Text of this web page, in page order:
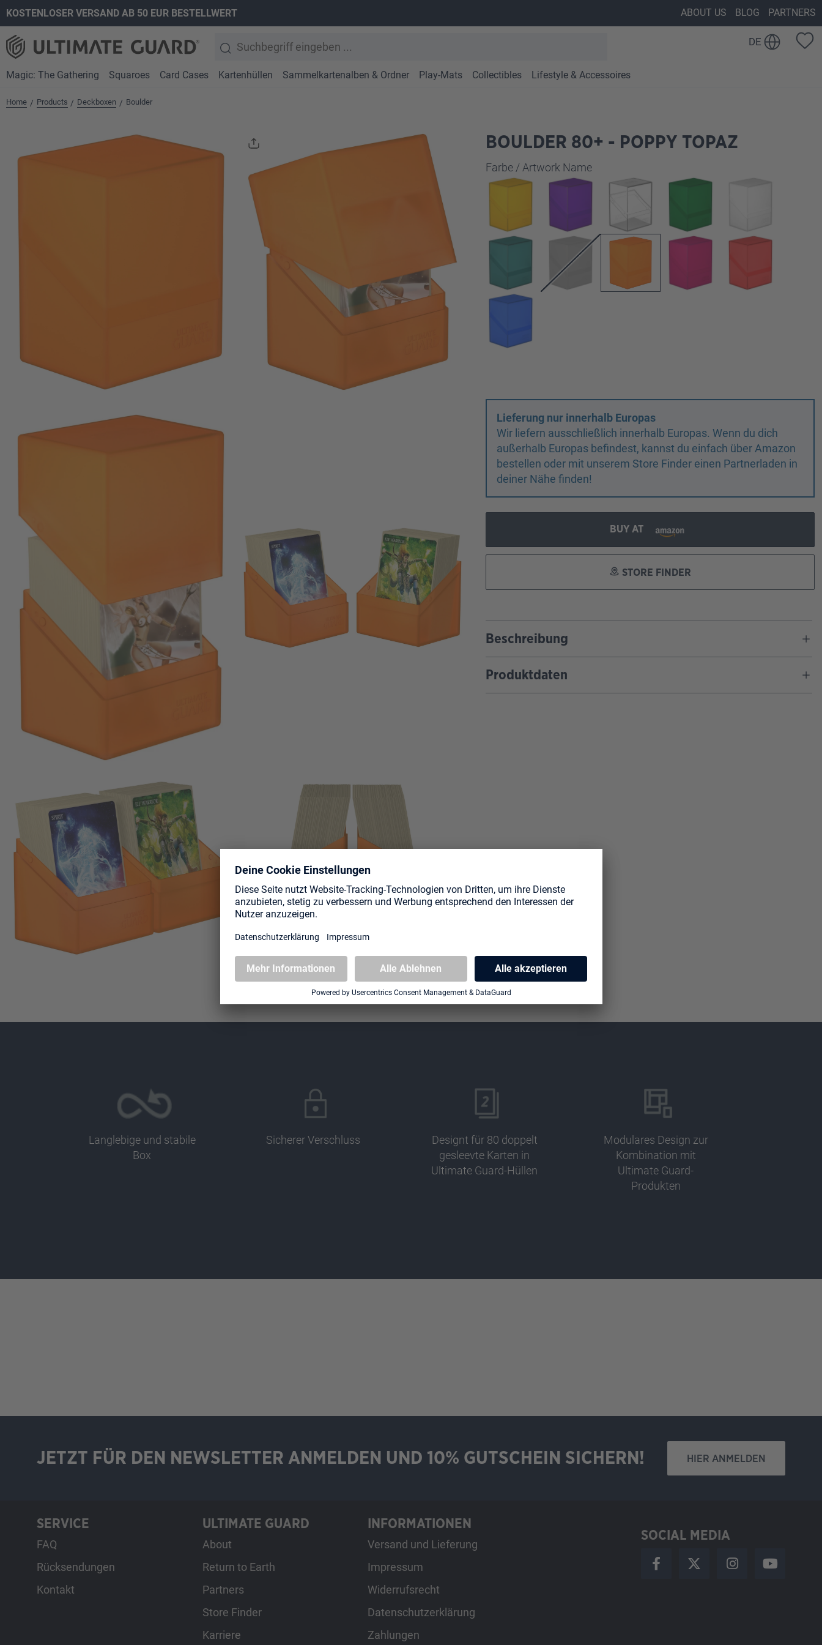
Zur Hauptnavigation springen
KOSTENLOSER VERSAND AB 50 EUR BESTELLWERT ABOUT US BLOG PARTNERS
DE
Magic: The Gathering Squaroes Card Cases Kartenhüllen Sammelkartenalben & Ordner Play-Mats Collectibles Lifestyle & Accessoires
Home / Products / Deckboxen / Boulder
BOULDER 80+ - POPPY TOPAZ
Farbe / Artwork Nameauswählen
Lieferung nur innerhalb Europas
Wir liefern ausschließlich innerhalb Europas. Wenn du dich
außerhalb Europas befindest, kannst du einfach über Amazon
bestellen oder mit unserem Store Finder einen Partnerladen in
deiner Nähe finden!
BUY AT
STORE FINDER
Beschreibung
Produktdaten
Langlebige und stabile
Box
Sicherer Verschluss
Designt für 80 doppelt
gesleevte Karten in
Ultimate Guard-Hüllen
Modulares Design zur
Kombination mit
Ultimate Guard-
Produkten
JETZT FÜR DEN NEWSLETTER ANMELDEN UND 10% GUTSCHEIN SICHERN! HIER ANMELDEN
SERVICE
FAQ
Rücksendungen
Kontakt
ULTIMATE GUARD
About
Return to Earth
Partners
Store Finder
Karriere
INFORMATIONEN
Versand und Lieferung
Impressum
Widerrufsrecht
Datenschutzerklärung
Zahlungen
SOCIAL MEDIA